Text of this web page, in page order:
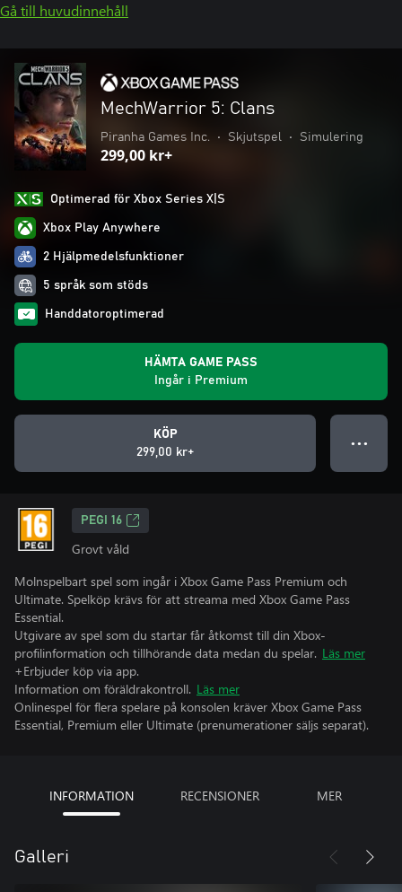
Gå till huvudinnehåll
MechWarrior 5: Clans
Piranha Games Inc. • Skjutspel • Simulering
299,00 kr+
Optimerad för Xbox Series X|S
Xbox Play Anywhere
2 Hjälpmedelsfunktioner
5 språk som stöds
Handdatoroptimerad
HÄMTA GAME PASS
Ingår i Premium
KÖP
299,00 kr+
● ● ●
PEGI 16
Grovt våld
Molnspelbart spel som ingår i Xbox Game Pass Premium och
Ultimate. Spelköp krävs för att streama med Xbox Game Pass
Essential.
Utgivare av spel som du startar får åtkomst till din Xbox-
profilinformation och tillhörande data medan du spelar. Läs mer
+Erbjuder köp via app.
Information om föräldrakontroll. Läs mer
Onlinespel för flera spelare på konsolen kräver Xbox Game Pass
Essential, Premium eller Ultimate (prenumerationer säljs separat).
INFORMATION RECENSIONER MER
Galleri